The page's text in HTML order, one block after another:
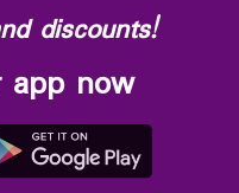
discounts!
app now